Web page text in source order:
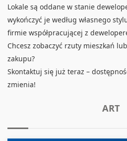
Lokale są oddane w stanie
wykończyć je według własnego
firmie współpracującej z
Chcesz zobaczyć rzuty mieszkań
zakupu?
Skontaktuj się już teraz –
zmienia!
ART